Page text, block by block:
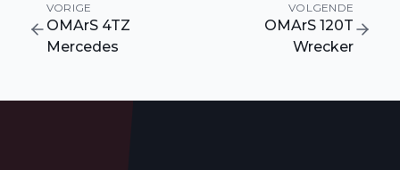
VORIGE
OMArS 4TZ
Mercedes
VOLGENDE
OMArS 120T
Wrecker